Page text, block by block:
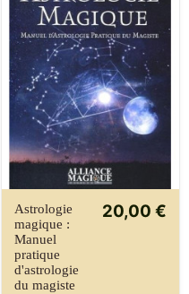
Astrologie
magique :
Manuel
pratique
d'astrologie
du magiste
20,00 €